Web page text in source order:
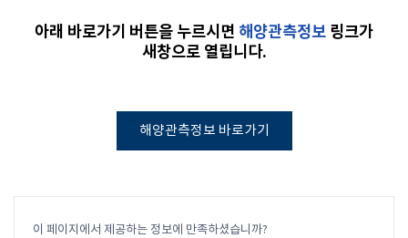
아래 바로가기 버튼을 누르시면 해양관측정보 링크가
새창으로 열립니다.
해양관측정보 바로가기
이 페이지에서 제공하는 정보에 만족하셨습니까?